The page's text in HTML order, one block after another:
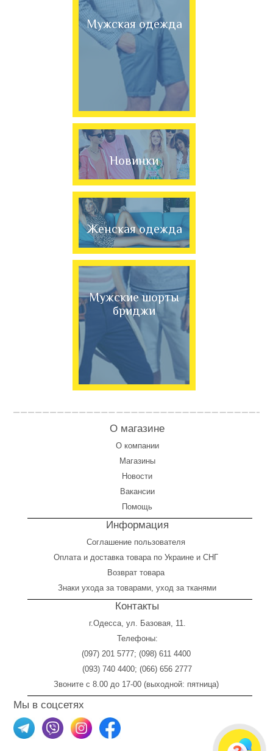
Мужская одежда
Новинки
Женская одежда
Мужские шорты
бриджи
О магазине
О компании
Магазины
Новости
Вакансии
Помощь
Информация
Соглашение пользователя
Оплата и доставка товара по Украине и СНГ
Возврат товара
Знаки ухода за товарами, уход за тканями
Контакты
г.Одесса, ул. Базовая, 11.
Телефоны:
(097) 201 5777; (098) 611 4400
(093) 740 4400; (066) 656 2777
Звоните с 8.00 до 17-00 (выходной: пятница)
Мы в соцсетях